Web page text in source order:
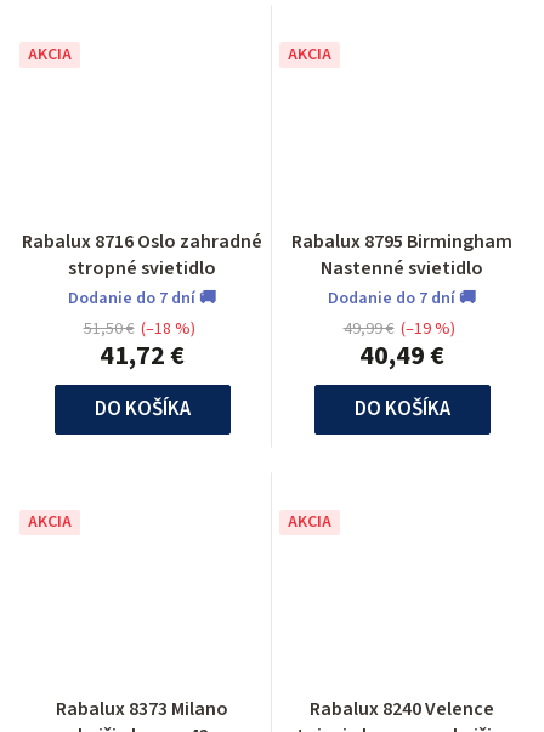
AKCIA
Rabalux 8716 Oslo zahradné
stropné svietidlo
Dodanie do 7 dní 🚚
41,72 €
51,50 € (–18 %)
DO KOŠÍKA
AKCIA
Rabalux 8795 Birmingham
Nastenné svietidlo
Dodanie do 7 dní 🚚
40,49 €
49,99 € (–19 %)
DO KOŠÍKA
AKCIA
Rabalux 8373 Milano
AKCIA
Rabalux 8240 Velence